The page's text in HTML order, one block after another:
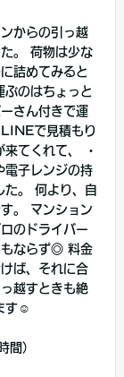
からの引っ越
。 荷物は少な
詰めてみると
のはちょっと
さん付きで運
で見積もり
てくれて、 ・
電子レンジの持
。 何より、自
。 マンション
のドライバー
もならず◎ 料金
ば、それに合
越すときも絶
す☺️
間）